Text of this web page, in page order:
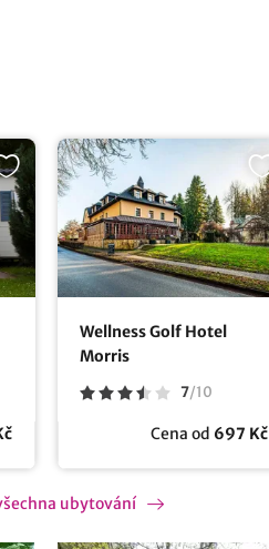
Wellness Golf Hotel
Morris
7/10
Cena od 697 Kč
ubytování